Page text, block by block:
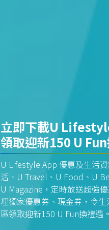
立即下載U
領取迎新150 U Fun
U Lifestyle App 優惠及生活
活、U Travel、U Food、U
U Magazine，定時放送超強
埋獨家優惠券、現金券，令
區領取迎新150 U Fun換禮遇。